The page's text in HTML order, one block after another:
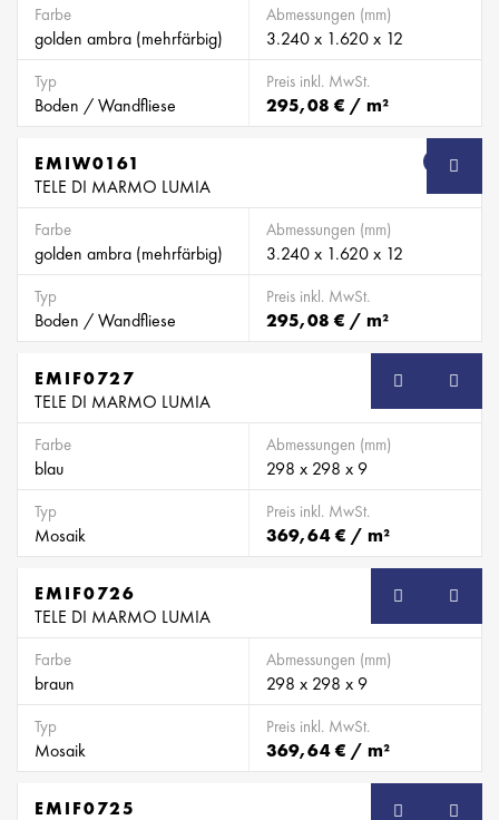
Farbe
golden ambra (mehrfärbig)
Abmessungen (mm)
3.240 x 1.620 x 12
Typ
Boden / Wandfliese
Preis inkl. MwSt.
295,08 € / m²
SB
EMIW0161
TELE DI MARMO LUMIA
Farbe
golden ambra (mehrfärbig)
Abmessungen (mm)
3.240 x 1.620 x 12
Typ
Boden / Wandfliese
Preis inkl. MwSt.
295,08 € / m²
SB
EMIF0727
TELE DI MARMO LUMIA
Farbe
blau
Abmessungen (mm)
298 x 298 x 9
Typ
Mosaik
Preis inkl. MwSt.
369,64 € / m²
SB
EMIF0726
TELE DI MARMO LUMIA
Farbe
braun
Abmessungen (mm)
298 x 298 x 9
Typ
Mosaik
Preis inkl. MwSt.
369,64 € / m²
SB
EMIF0725